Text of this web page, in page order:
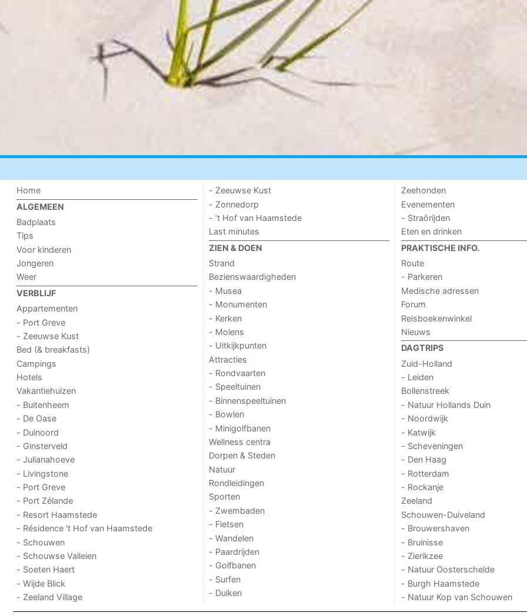
Home
ALGEMEEN
Badplaats
Tips
Voor kinderen
Jongeren
Weer
VERBLIJF
Appartementen
- Port Greve
- Zeeuwse Kust
Bed (& breakfasts)
Campings
Hotels
Vakantiehuizen
- Buitenheem
- De Oase
- Duinoord
- Ginsterveld
- Julianahoeve
- Livingstone
- Port Greve
- Port Zélande
- Resort Haamstede
- Résidence 't Hof van Haamstede
- Schouwen
- Schouwse Valleien
- Soeten Haert
- Wijde Blick
- Zeeland Village
- Zeeuwse Kust
- Zonnedorp
- ’t Hof van Haamstede
Last minutes
ZIEN & DOEN
Strand
Bezienswaardigheden
- Musea
- Monumenten
- Kerken
- Molens
- Uitkijkpunten
Attracties
- Rondvaarten
- Speeltuinen
- Binnenspeeltuinen
- Bowlen
- Minigolfbanen
Wellness centra
Dorpen & Steden
Natuur
Rondleidingen
Sporten
- Zwembaden
- Fietsen
- Wandelen
- Paardrijden
- Golfbanen
- Surfen
- Duiken
Zeehonden
Evenementen
- Straôrijden
Eten en drinken
PRAKTISCHE INFO.
Route
- Parkeren
Medische adressen
Forum
Reisboekenwinkel
Nieuws
DAGTRIPS
Zuid-Holland
- Leiden
Bollenstreek
- Natuur Hollands Duin
- Noordwijk
- Katwijk
- Scheveningen
- Den Haag
- Rotterdam
- Rockanje
Zeeland
Schouwen-Duiveland
- Brouwershaven
- Bruinisse
- Zierikzee
- Natuur Oosterschelde
- Burgh Haamstede
- Natuur Kop van Schouwen